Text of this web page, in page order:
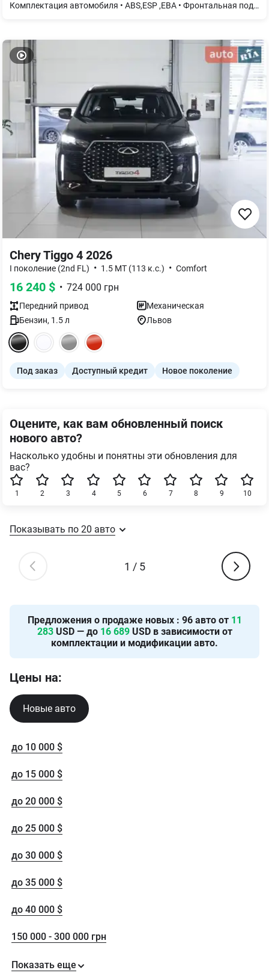
Комплектация автомобиля • ABS,ESP ,EBA • Фронтальная подушка безопасности водителя и фронтальная подушка безопасности переднего пассажира • Система крепления детских автокресел ISOFIX • Защита двигателя • Бортовой компьютер • Электрические стеклоподъемники передних дверей • Механические стеклоподъемники задних дверей • Автоматизированный кондиционер • Обогрев заднего стекла и обогрев нижней части лобового состав • Отделка салона: ткань Birdy Mistral • Сенсорный экран 7", MirrorLink, радиоприемник, 4 динамик, Bluetooth, USB - разъем • Галогенные фары головного света • Дневные ходовые LED огни • Протитуманные фары • Стальные колесные диски R16, шины 195/55 R16 / Continental + полноразмерное стальное запасное колесо R16
Chery Tiggo 4 2026
I поколение (2nd FL) • 1.5 MT (113 к.с.) • Comfort
16 240 $ • 724 000 грн
Передний привод
Механическая
Бензин, 1.5л Львов
Под заказ Доступный кредит Новое поколение
Оцените, как вам обновленный поиск
нового авто?
Насколько удобны и понятны эти обновления для
вас?
10
9
8
7
6
5
4
3
2
1
Показывать по 20 авто
1 / 5
Предложения о продаже новых : 96авто от 11
283USD — до 16 689USD в зависимости от
комплектации и модификации авто.
Цены на:
Новые авто
до 10 000 $
до 15 000 $
до 20 000 $
до 25 000 $
до 30 000 $
до 35 000 $
до 40 000 $
150 000 - 300 000 грн
Показать еще